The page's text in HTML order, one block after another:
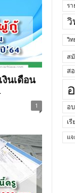
นเดือน
1
รา
วิ
วิท
ส
ส
อ
เ
แ